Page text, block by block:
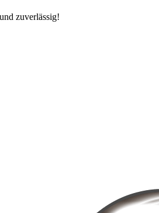
zuverlässig!